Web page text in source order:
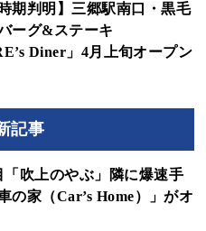
期判明】三郷駅南口・黒毛
ーグ&ステーキ
Diner」4月上旬オープン
記事
「吹上のやぶ」隣に爆速手
の家（Car’s Home）」がオ